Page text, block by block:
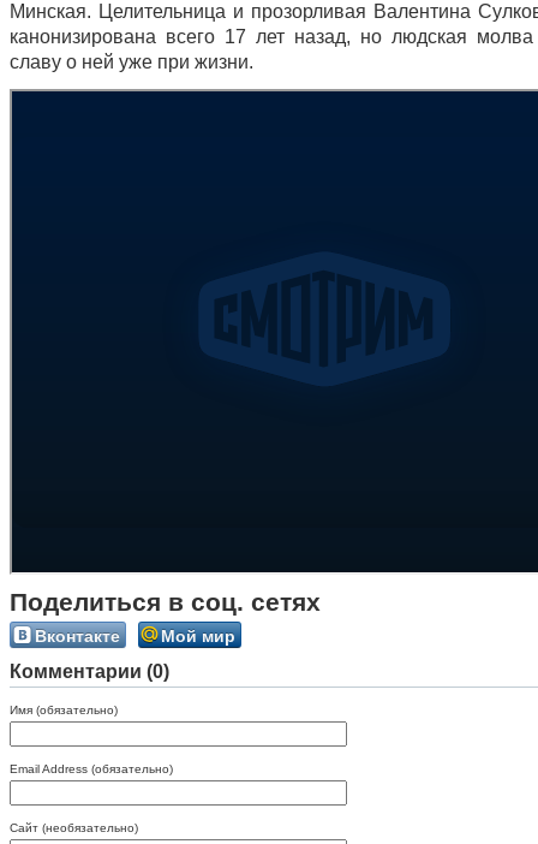
Минская. Целительница и прозорливая Валентина
канонизирована всего 17 лет назад, но людская молва
славу о ней уже при жизни.
Поделиться в соц. сетях
Вконтакте Мой мир
Комментарии (0)
Имя (обязательно)
Email Address (обязательно)
Сайт (необязательно)